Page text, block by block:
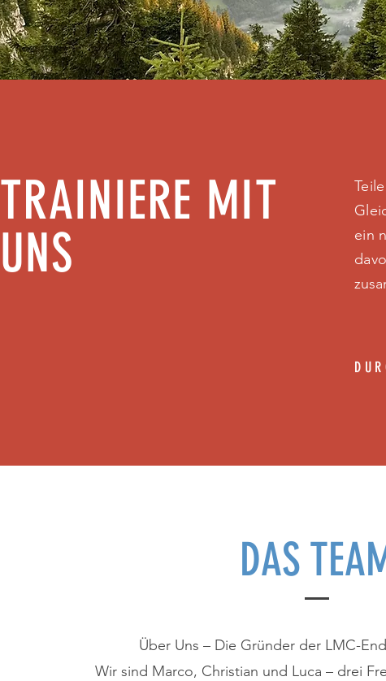
TRAINIERE MIT
UNS
ein
DAS
Über Uns – Die Gründer der LMC-
Wir sind Marco, Christian und Luca – drei